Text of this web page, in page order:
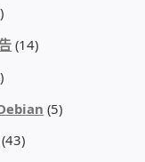
(14)
(5)
(43)